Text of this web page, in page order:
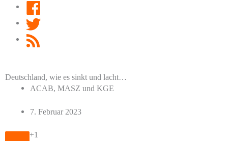
Deutschland, wie es sinkt und lacht…
ACAB, MASZ und KGE
7. Februar 2023
+1